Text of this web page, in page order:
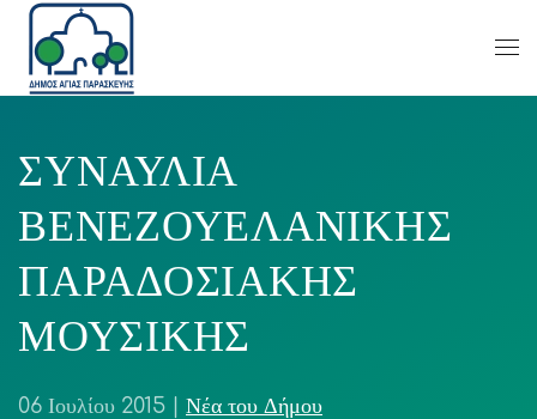
ΣΥΝΑΥΛΙΑ
ΒΕΝΕΖΟΥΕΛΑΝΙΚΗΣ
ΠΑΡΑΔΟΣΙΑΚΗΣ
ΜΟΥΣΙΚΗΣ
06 Ιουλίου 2015 Νέα του Δήμου